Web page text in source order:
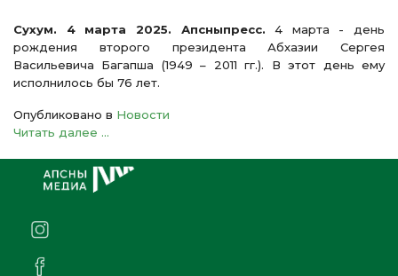
Сухум. 4 марта 2025. Апсныпресс. 4 марта - день
рождения второго президента Абхазии Сергея
Васильевича Багапша (1949 – 2011 гг.). В этот день ему
исполнилось бы 76 лет.
Опубликовано в Новости
Читать далее ...